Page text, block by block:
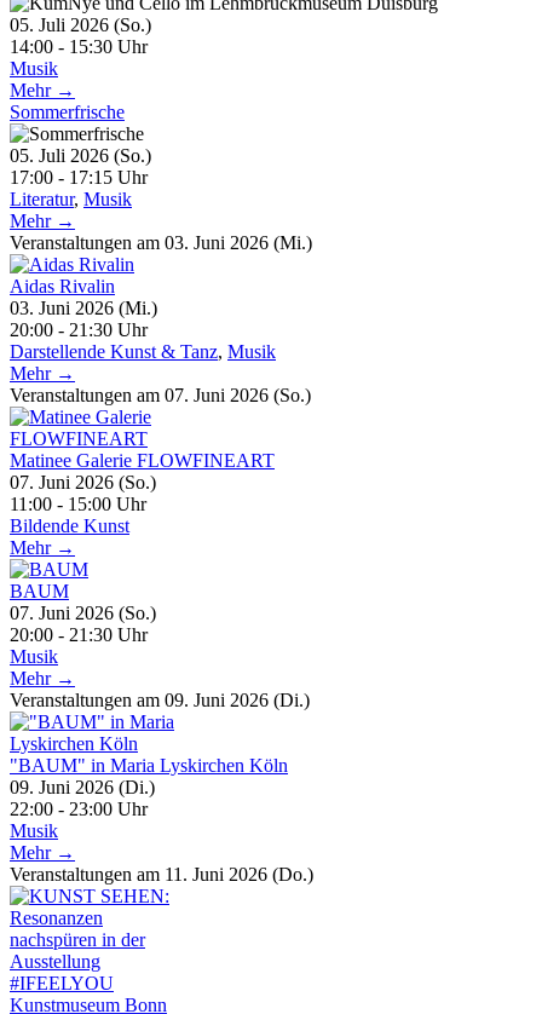
05. Juli 2026 (So.)
14:00 - 15:30 Uhr
Musik
Mehr →
Sommerfrische
05. Juli 2026 (So.)
17:00 - 17:15 Uhr
Literatur, Musik
Mehr →
Veranstaltungen am 03. Juni 2026 (Mi.)
Aidas Rivalin
03. Juni 2026 (Mi.)
20:00 - 21:30 Uhr
Darstellende Kunst & Tanz, Musik
Mehr →
Veranstaltungen am 07. Juni 2026 (So.)
Matinee Galerie FLOWFINEART
07. Juni 2026 (So.)
11:00 - 15:00 Uhr
Bildende Kunst
Mehr →
BAUM
07. Juni 2026 (So.)
20:00 - 21:30 Uhr
Musik
Mehr →
Veranstaltungen am 09. Juni 2026 (Di.)
"BAUM" in Maria Lyskirchen Köln
09. Juni 2026 (Di.)
22:00 - 23:00 Uhr
Musik
Mehr →
Veranstaltungen am 11. Juni 2026 (Do.)